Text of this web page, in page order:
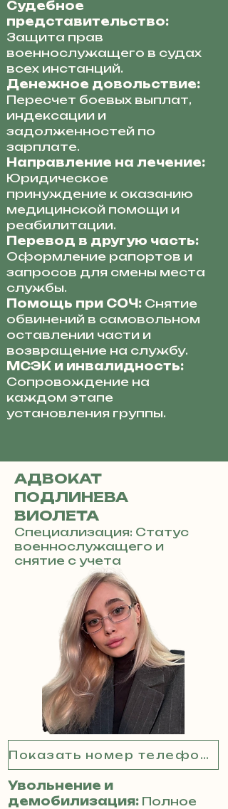
Судебное
представительство:
Защита прав
военнослужащего в судах
всех инстанций.
Денежное довольствие:
Пересчет боевых выплат,
индексации и
задолженностей по
зарплате.
Направление на лечение:
Юридическое
принуждение к оказанию
медицинской помощи и
реабилитации.
Перевод в другую часть:
Оформление рапортов и
запросов для смены места
службы.
Помощь при СОЧ: Снятие
обвинений в самовольном
оставлении части и
возвращение на службу.
МСЭК и инвалидность:
Сопровождение на
каждом этапе
установления группы.
АДВОКАТ
ПОДЛИНЕВА
ВИОЛЕТА
Специализация: Статус
военнослужащего и
снятие с учета
Показать номер телефона
Увольнение и
демобилизация: Полное